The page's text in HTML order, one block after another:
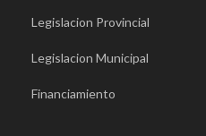
Legislacion Provincial
Legislacion Municipal
Financiamiento